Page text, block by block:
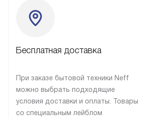
Бесплатная доставка
При заказе бытовой техники Neff
можно выбрать подходящие
условия доставки и оплаты. Товары
со специальным лейблом